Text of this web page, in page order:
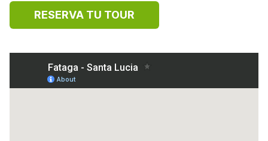
RESERVA TU TOUR